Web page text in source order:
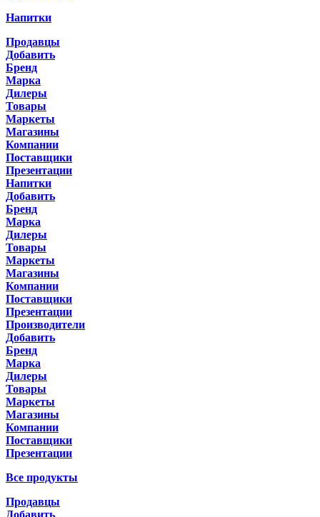
Напитки
Продавцы
Добавить
Бренд
Марка
Дилеры
Товары
Маркеты
Магазины
Компании
Поставщики
Презентации
Напитки
Добавить
Бренд
Марка
Дилеры
Товары
Маркеты
Магазины
Компании
Поставщики
Презентации
Производители
Добавить
Бренд
Марка
Дилеры
Товары
Маркеты
Магазины
Компании
Поставщики
Презентации
Все продукты
Продавцы
Добавить